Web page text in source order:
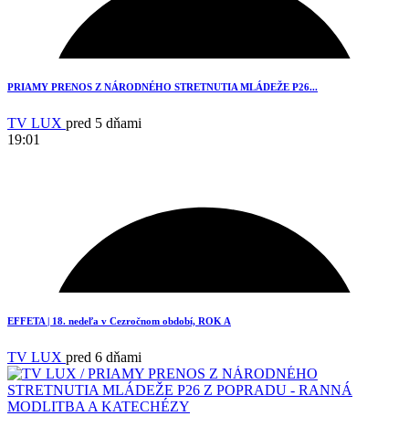
1
PRIAMY PRENOS Z NÁRODNÉHO STRETNUTIA MLÁDEŽE P26...
TV LUX pred 5 dňami
19:01
EFFETA | 18. nedeľa v Cezročnom období, ROK A
TV LUX pred 6 dňami